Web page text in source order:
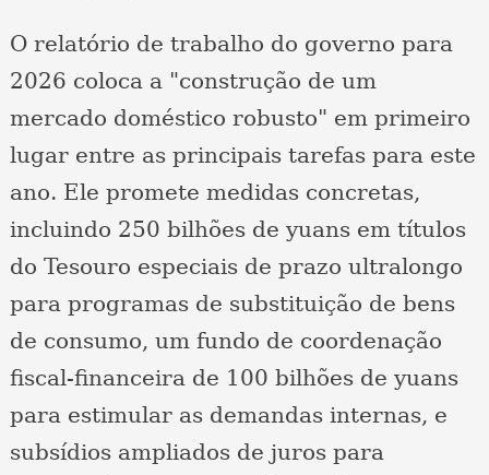
O relatório de trabalho do governo para
2026 coloca a "construção de um
mercado doméstico robusto" em primeiro
lugar entre as principais tarefas para este
ano. Ele promete medidas concretas,
incluindo 250 bilhões de yuans em títulos
do Tesouro especiais de prazo ultralongo
para programas de substituição de bens
de consumo, um fundo de coordenação
fiscal-financeira de 100 bilhões de yuans
para estimular as demandas internas, e
subsídios ampliados de juros para